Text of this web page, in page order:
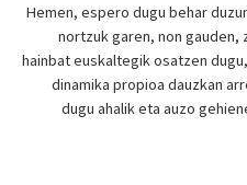
Hemen, espero dugu behar
nortzuk garen, non gauden,
hainbat euskaltegik osatzen
dinamika propioa dauzkan
dugu ahalik eta auzo